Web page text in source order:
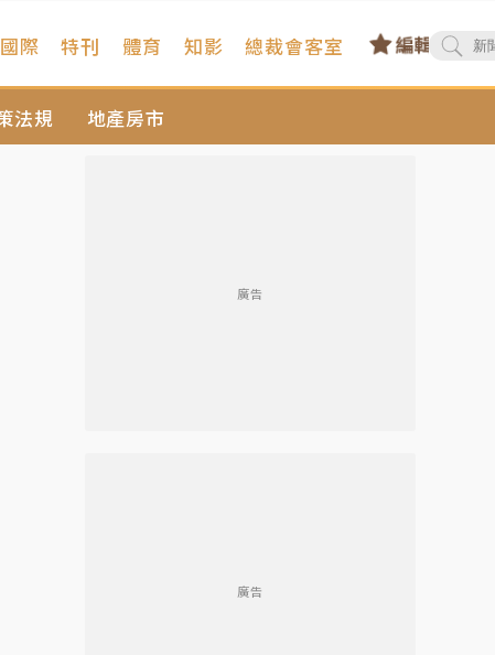
法規 地產房市
國際 特刊 體育 知影 總裁會客室
廣告
廣告